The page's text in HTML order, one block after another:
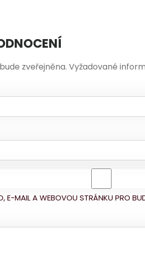
zveřejněna. Vyžadované
E-MAIL A WEBOVOU STRÁNKU PRO